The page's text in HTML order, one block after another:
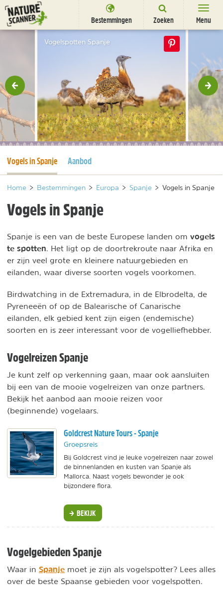
Ga
naar
content
Bestemmingen Zoeken Menu
Bestemmingen
Activiteiten
Natuurparken
Dieren
Nieuwsbrief
Vogelspotten Spanje
Huidige pagina
Vogels in Spanje Aanbod
Home > Bestemmingen > Europa > Spanje > Vogels in Spanje
Vogels in Spanje
Spanje is een van de beste Europese landen om vogels
te spotten . Het ligt op de doortrekroute naar Afrika en
er zijn veel grote en kleinere natuurgebieden en
eilanden, waar diverse soorten vogels voorkomen.
Birdwatching in de Extremadura, in de Elbrodelta, de
Pyreneeën of op de Balearische of Canarische
eilanden, elk gebied kent zijn eigen (endemische)
soorten en is zeer interessant voor de vogelliefhebber.
Vogelreizen Spanje
Je kunt zelf op verkenning gaan, maar ook aansluiten
bij een van de mooie vogelreizen van onze partners.
Bekijk het aanbod aan mooie reizen voor
(beginnende) vogelaars.
Goldcrest Nature Tours - Spanje
Groepsreis
Bij Goldcrest vind je leuke vogelreizen naar zowel
de binnenlanden en kusten van Spanje als
Mallorca. Naast vogels bewonder je ook
bijzondere flora.
BEKIJK
Vogelgebieden Spanje
Waar in Spanje moet je zijn als vogelspotter? Lees alles
over de beste Spaanse gebieden voor vogelspotten.